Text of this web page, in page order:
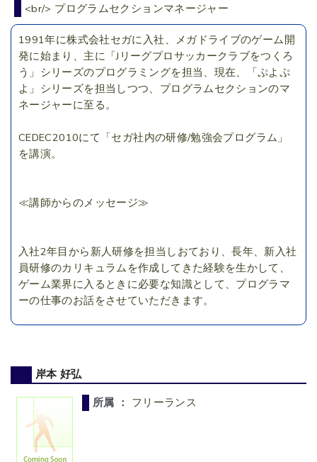
<br/> プログラムセクションマネージャー
1991年に株式会社セガに入社、メガドライブのゲーム開
発に始まり、主に「Jリーグプロサッカークラブをつくろ
う」シリーズのプログラミングを担当、現在、「ぷよぷ
よ」シリーズを担当しつつ、プログラムセクションのマ
ネージャーに至る。
CEDEC2010にて「セガ社内の研修/勉強会プログラム」
を講演。
≪講師からのメッセージ≫
入社2年目から新人研修を担当しおており、長年、新入社
員研修のカリキュラムを作成してきた経験を生かして、
ゲーム業界に入るときに必要な知識として、プログラマ
ーの仕事のお話をさせていただきます。
岸本 好弘
所属 ： フリーランス